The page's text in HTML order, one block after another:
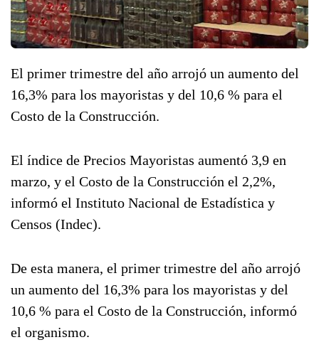
El primer trimestre del año arrojó un aumento del
16,3% para los mayoristas y del 10,6 % para el
Costo de la Construcción.
El índice de Precios Mayoristas aumentó 3,9 en
marzo, y el Costo de la Construcción el 2,2%,
informó el Instituto Nacional de Estadística y
Censos (Indec).
De esta manera, el primer trimestre del año arrojó
un aumento del 16,3% para los mayoristas y del
10,6 % para el Costo de la Construcción, informó
el organismo.